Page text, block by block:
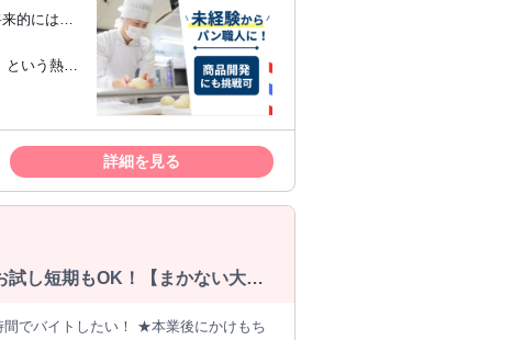
理想のパンを追求し、
仕事内容
確認、発注作業・ ・製造に必要な備
リア希望を 伝えられる自己申告制度が
・応援します！
可能な限り
しなが
。 ※詳しく
い方
詳細を見る
し短期もOK！【まかない大盛
でバイトしたい！ ★本業後にかけもち